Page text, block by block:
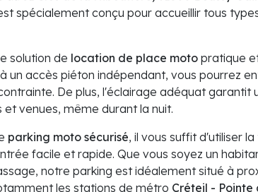
spécialement conçu pour accueillir tous
solution de location de place moto pratique
un accès piéton indépendant, vous pourrez
De plus, l'éclairage adéquat garantit
venues, même durant la nuit.
parking moto sécurisé, il vous suffit d'utiliser
facile et rapide. Que vous soyez un
notre parking est idéalement situé à
les stations de métro Créteil - Pointe